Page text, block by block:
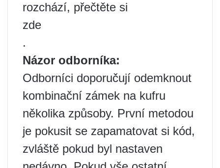
rozchází, přečtěte si
zde
.
Názor odborníka:
Odborníci doporučují odemknout
kombinační zámek na kufru
několika způsoby. První metodou
je pokusit se zapamatovat si kód,
zvláště pokud byl nastaven